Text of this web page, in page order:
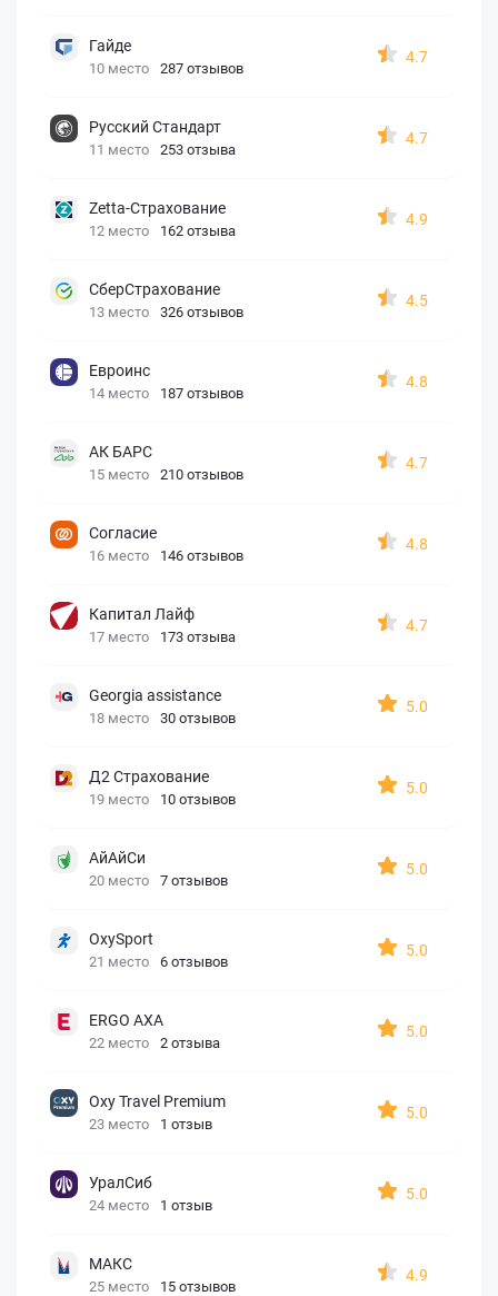
Гайде
10 место 287 отзывов
4.7
Русский Стандарт
11 место 253 отзыва
4.7
Zetta-Страхование
12 место 162 отзыва
4.9
СберСтрахование
13 место 326 отзывов
4.5
Евроинс
14 место 187 отзывов
4.8
АК БАРС
15 место 210 отзывов
4.7
Согласие
16 место 146 отзывов
4.8
Капитал Лайф
17 место 173 отзыва
4.7
Georgia assistance
18 место 30 отзывов
5.0
Д2 Страхование
19 место 10 отзывов
5.0
АйАйСи
20 место 7 отзывов
5.0
OxySport
21 место 6 отзывов
5.0
ERGO AXA
22 место 2 отзыва
5.0
Oxy Travel Premium
23 место 1 отзыв
5.0
УралСиб
24 место 1 отзыв
5.0
МАКС
25 место 15 отзывов
4.9